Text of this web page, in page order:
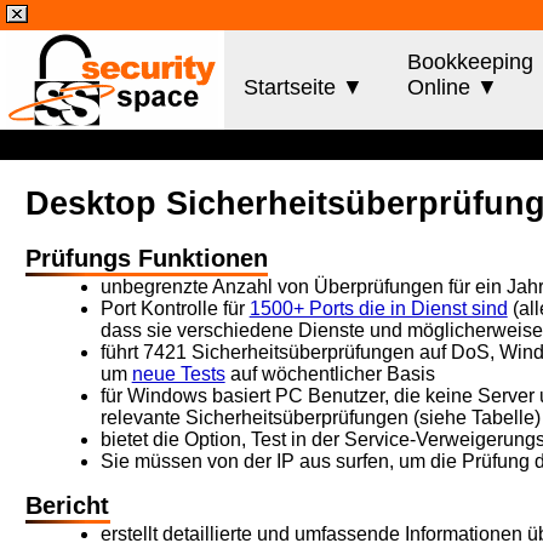
Startseite ▼
Bookkeeping
Online ▼
Desktop
Prüfungs Funktionen
unbegrenzte Anzahl von Überprüfungen für ein Jahr
Port Kontrolle für 1500+ Ports die in Dienst sind
dass sie verschiedene Dienste und
führt 7421 Sicherheitsüberprüfungen auf DoS,
um neue Testsauf wöchentlicher Basis
für Windows basiert PC Benutzer, die keine
relevante Sicherheitsüberprüfungen (siehe
bietet die Option, Test in der Service-
Sie müssen von der IP aus surfen, um die Prüfung
Bericht
erstellt detaillierte und umfassende Informationen